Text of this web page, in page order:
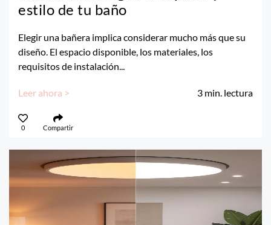
estilo de tu baño
Elegir una bañera implica considerar mucho más que su
diseño. El espacio disponible, los materiales, los
requisitos de instalación...
Leer ahora > 3 min. lectura
0 Compartir